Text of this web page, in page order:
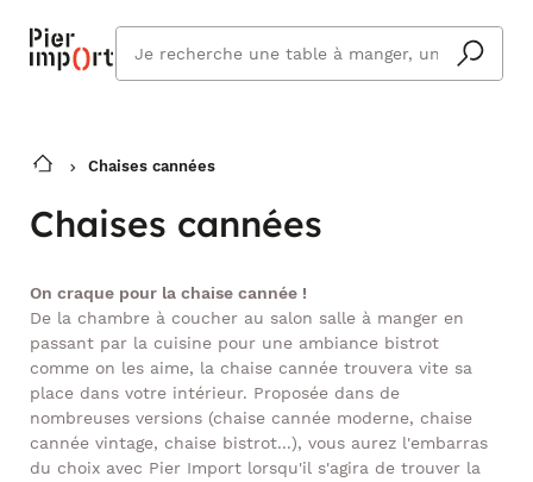
cherchez
vous ?
Chaises cannées
Chaises cannées
On craque pour la chaise cannée !
De la chambre à coucher au salon salle à manger en
passant par la cuisine pour une ambiance bistrot
comme on les aime, la chaise cannée trouvera vite sa
place dans votre intérieur. Proposée dans de
nombreuses versions (chaise cannée moderne, chaise
cannée vintage, chaise bistrot...), vous aurez l'embarras
du choix avec Pier Import lorsqu'il s'agira de trouver la